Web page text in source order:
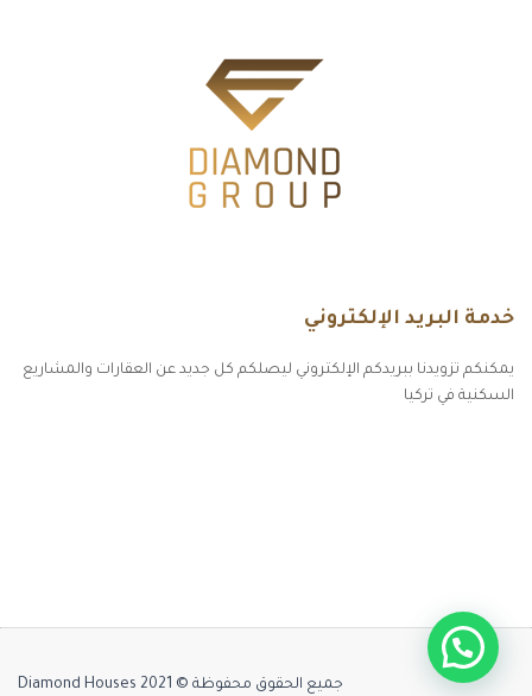
خدمة البريد الإلكتروني
يمكنكم تزويدنا ببريدكم الإلكتروني ليصلكم كل جديد عن العقارات والمشاريع
السكنية في تركيا
جميع الحقوق محفوظة © Diamond Houses 2021